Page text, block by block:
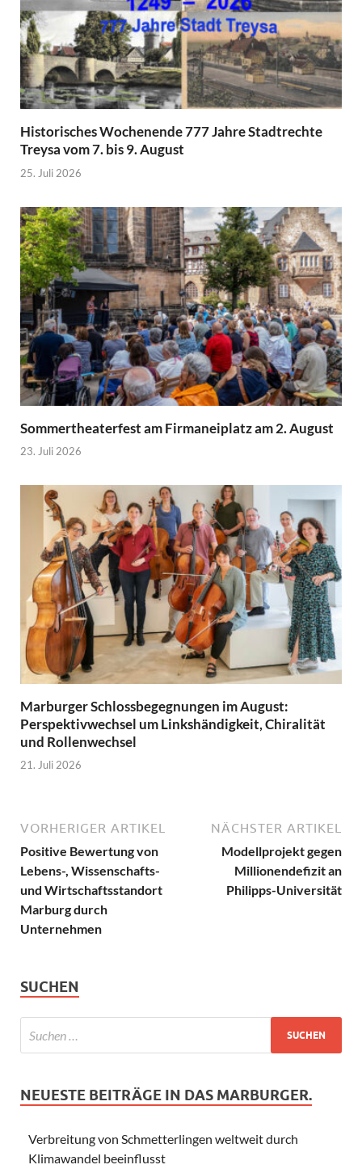
Historisches Wochenende 777 Jahre Stadtrechte
Treysa vom 7. bis 9. August
25. Juli 2026
Sommertheaterfest am Firmaneiplatz am 2. August
23. Juli 2026
Marburger Schlossbegegnungen im August:
Perspektivwechsel um Linkshändigkeit, Chiralität
und Rollenwechsel
21. Juli 2026
VORHERIGER ARTIKEL
Positive Bewertung von
Lebens-, Wissenschafts-
und Wirtschaftsstandort
Marburg durch
Unternehmen
NÄCHSTER ARTIKEL
Modellprojekt gegen
Millionendefizit an
Philipps-Universität
SUCHEN
NEUESTE BEITRÄGE IN DAS MARBURGER.
Verbreitung von Schmetterlingen weltweit durch
Klimawandel beeinflusst